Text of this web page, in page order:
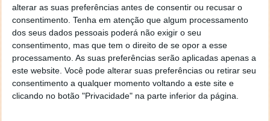
alterar as suas preferências antes de consentir ou recusar o
consentimento. Tenha em atenção que algum processamento
dos seus dados pessoais poderá não exigir o seu
consentimento, mas que tem o direito de se opor a esse
processamento. As suas preferências serão aplicadas apenas a
este website. Você pode alterar suas preferências ou retirar seu
consentimento a qualquer momento voltando a este site e
clicando no botão "Privacidade" na parte inferior da página.
Esta nova teoria do vento solar é baseada na
meticulosa análise átomo por átomo de minúsculos
fragmentos de um asteroide próximo à Terra do
S(pedregoso) conhecido comoItokawa, cujas
amostras foram recolhidas pela sonda espacial
japonesaHayabusae voltaram à Terra em 2010.